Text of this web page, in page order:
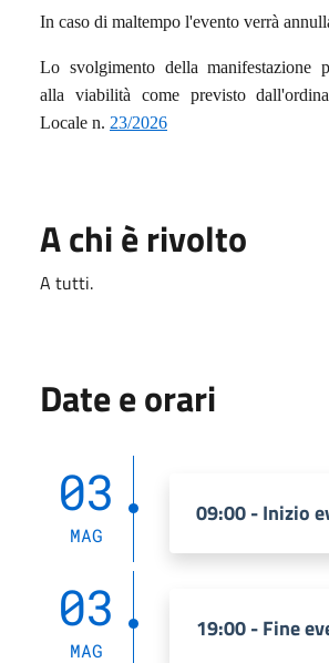
In caso di maltempo l'evento verrà
Lo svolgimento della manifestazione
alla viabilità come previsto
Locale n. 23/2026
A chi è rivolto
A tutti.
Date e orari
03
MAG
09:00 - Inizio
03
MAG
19:00 - Fine